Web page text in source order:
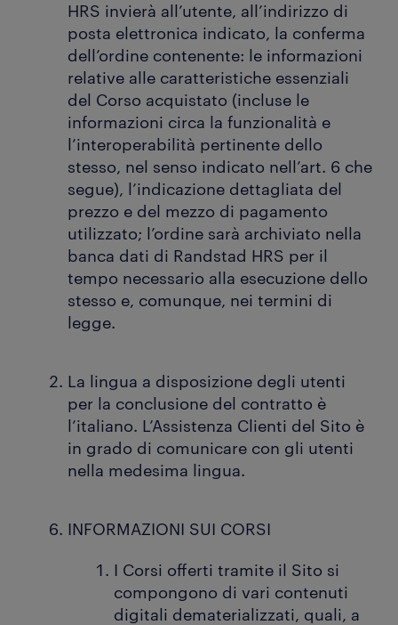
HRS invierà all’utente, all’indirizzo di
posta elettronica indicato, la conferma
dell’ordine contenente: le informazioni
relative alle caratteristiche essenziali
del Corso acquistato (incluse le
informazioni circa la funzionalità e
l’interoperabilità pertinente dello
stesso, nel senso indicato nell’art. 6 che
segue), l’indicazione dettagliata del
prezzo e del mezzo di pagamento
utilizzato; l’ordine sarà archiviato nella
banca dati di Randstad HRS per il
tempo necessario alla esecuzione dello
stesso e, comunque, nei termini di
legge.
La lingua a disposizione degli utenti
per la conclusione del contratto è
l’italiano. L’Assistenza Clienti del Sito è
in grado di comunicare con gli utenti
nella medesima lingua.
INFORMAZIONI SUI CORSI
I Corsi offerti tramite il Sito si
compongono di vari contenuti
digitali dematerializzati, quali, a